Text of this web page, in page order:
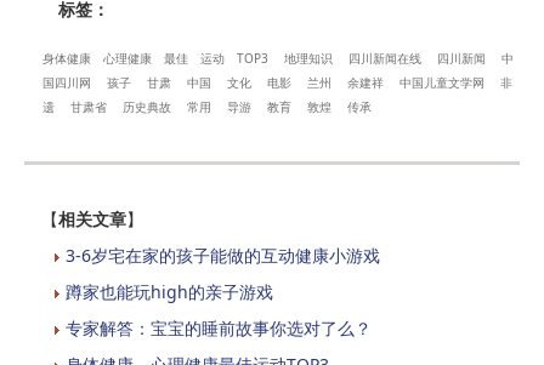
标签：
身体健康 心理健康 最佳 运动 TOP3 地理知识 四川新闻在线 四川新闻
中
国四川网
孩子 甘肃 中国 文化 电影 兰州 余建祥 中国儿童文学网
非
遗
甘肃省 历史典故 常用 导游 教育 敦煌 传承
【相关文章】
3-6岁宅在家的孩子能做的互动健康小游戏
蹲家也能玩high的亲子游戏
专家解答：宝宝的睡前故事你选对了么？